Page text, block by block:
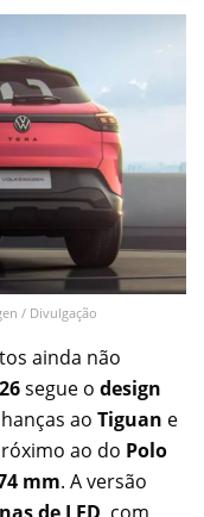
/ Divulgação
ainda não
segue o design
ao Tiguan e
ao do Polo
mm. A versão